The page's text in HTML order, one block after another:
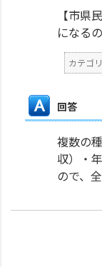
【市県
になる
カテゴ
回答
複数の
収）・
ので、